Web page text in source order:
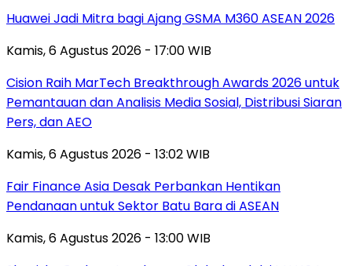
Huawei Jadi Mitra bagi Ajang GSMA M360 ASEAN 2026
Kamis, 6 Agustus 2026 - 17:00 WIB
Cision Raih MarTech Breakthrough Awards 2026 untuk
Pemantauan dan Analisis Media Sosial, Distribusi Siaran
Pers, dan AEO
Kamis, 6 Agustus 2026 - 13:02 WIB
Fair Finance Asia Desak Perbankan Hentikan
Pendanaan untuk Sektor Batu Bara di ASEAN
Kamis, 6 Agustus 2026 - 13:00 WIB